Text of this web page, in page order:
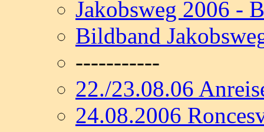
Jakobsweg 2006 -
Bildband
-----------
22./23.08.06
24.08.2006